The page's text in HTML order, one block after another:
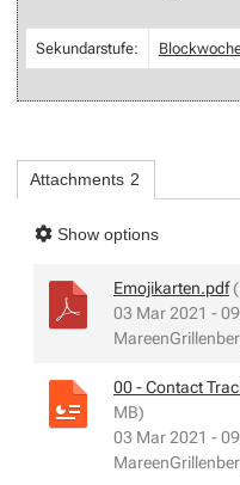
Sekundarstufe:
Attachments 2
Show options
Emojikarten.pdf
03 Mar 2021 -
00 - Contact
MB)
03 Mar 2021 -